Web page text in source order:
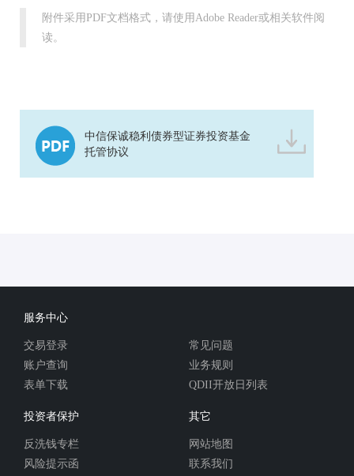
附件采用PDF文档格式，请使用Adobe Reader或相关软件阅
读。
中信保诚稳利债券型证券投资基金
托管协议
服务中心
交易登录
账户查询
表单下载
常见问题
业务规则
QDII开放日列表
投资者保护
反洗钱专栏
风险提示函
其它
网站地图
联系我们